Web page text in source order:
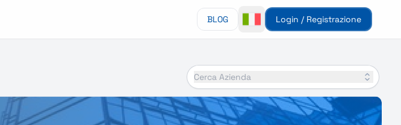
BLOG Login / Registrazione
Cerca Azienda